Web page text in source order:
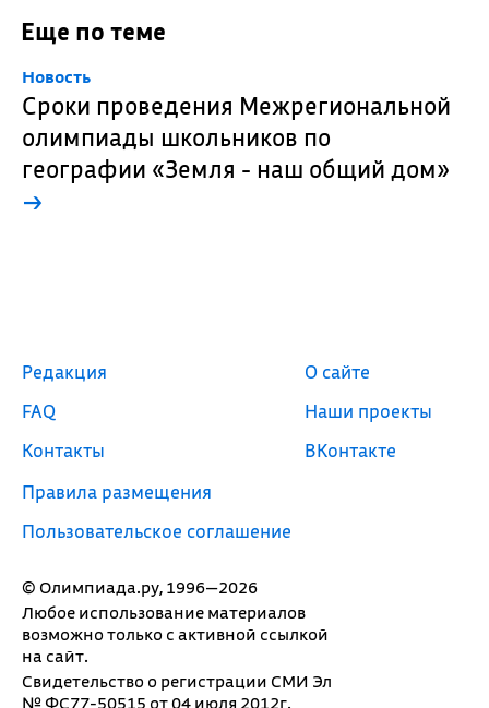
Еще по теме
Новость
Сроки проведения Межрегиональной
олимпиады школьников по
географии «Земля - наш общий дом»
→
© Олимпиада.ру, 1996—2026
Любое использование материалов
возможно только с активной ссылкой
на сайт.
Свидетельство о регистрации СМИ Эл
№ ФС77-50515 от 04 июля 2012г.
Редакция
FAQ
Контакты
Правила размещения
Пользовательское соглашение
О сайте
Наши проекты
ВКонтакте